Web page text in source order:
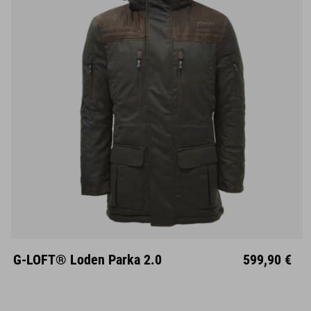
S M L
G-LOFT® Loden Parka 2.0 599,90 €